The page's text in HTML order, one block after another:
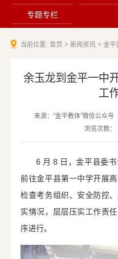
专题专栏
当前位置:首页 >新闻资讯 >金平
余玉龙到金平一中
工
来源：“金平教体”微信公众号
浏览次数：
6 月 8 日，金平县委
前往金平县第一中学开展
检查考务组织、安全防控
实情况，层层压实工作责
序进行。